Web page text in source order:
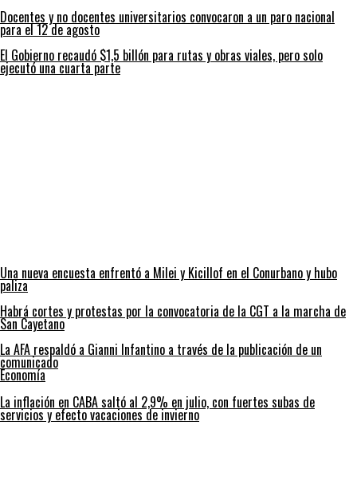
Docentes y no docentes universitarios convocaron a un paro nacional
para el 12 de agosto
El Gobierno recaudó $1,5 billón para rutas y obras viales, pero solo
ejecutó una cuarta parte
Una nueva encuesta enfrentó a Milei y Kicillof en el Conurbano y hubo
paliza
Habrá cortes y protestas por la convocatoria de la CGT a la marcha de
San Cayetano
La AFA respaldó a Gianni Infantino a través de la publicación de un
comunicado
Economía
La inflación en CABA saltó al 2,9% en julio, con fuertes subas de
servicios y efecto vacaciones de invierno